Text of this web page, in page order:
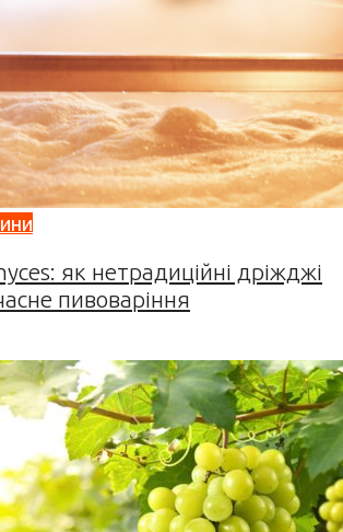
як нетрадиційні дріжджі
пивоваріння